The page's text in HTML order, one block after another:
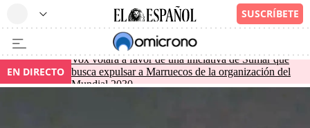
EN DIRECTO
Vox votará a favor de una iniciativa de Sumar que
busca expulsar a Marruecos de la organización del
Mundial 2030